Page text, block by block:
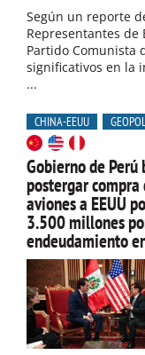
Según un reporte
Representantes de
Partido Comunista
significativos en la
...
CHINA-EEUU
Gobierno de Perú
postergar compra
aviones a EEUU
3.500 millones
endeudamiento